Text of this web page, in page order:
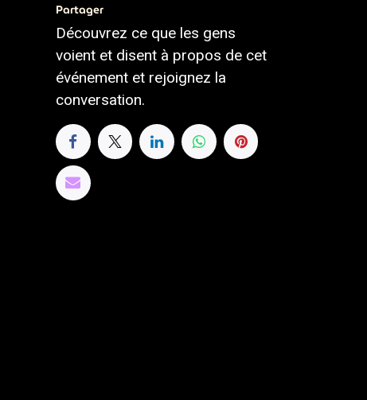
Partager
Découvrez ce que les gens
voient et disent à propos de cet
événement et rejoignez la
conversation.